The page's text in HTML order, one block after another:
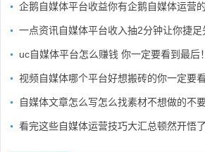
企鹅自媒体平台收益你有企鹅自媒体运营
一点资讯自媒体平台收入抽2分钟让你捷足
uc自媒体平台怎么赚钱 你一定要看到最后！
视频自媒体哪个平台好想搬砖的你一定要
自媒体文章怎么写怎么找素材不想做的不要
看完这些自媒体运营技巧大汇总顿然开悟了